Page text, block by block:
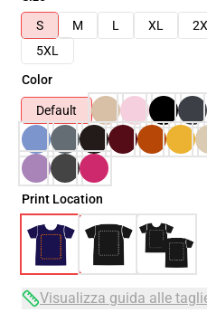
S
M L XL
5XL
Color
Default
Print Location
Visualizza guida alle